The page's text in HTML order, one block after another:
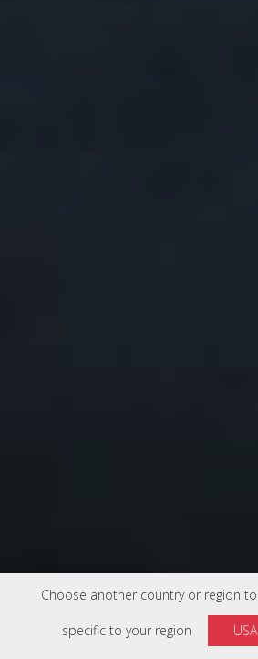
Choose another country or region
specific to your region USA